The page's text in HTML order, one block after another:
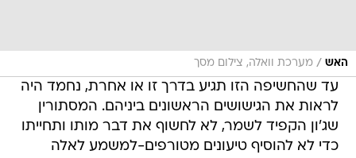
האש / מערכת וואלה, צילום מסך
עד שהחשיפה הזו תגיע בדרך זו או אחרת, נחמד היה
לראות את הגישושים הראשונים ביניהם. המסתורין
שג'ון הקפיד לשמר, לא לחשוף את דבר מותו ותחייתו
כדי לא להוסיף טיעונים מטורפים-למשמע לאלה